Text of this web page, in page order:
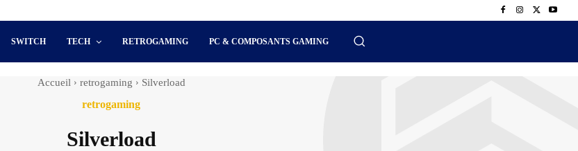
SWITCH TECH RETROGAMING PC & COMPOSANTS GAMING
Accueil retrogaming Silverload
retrogaming
Silverload